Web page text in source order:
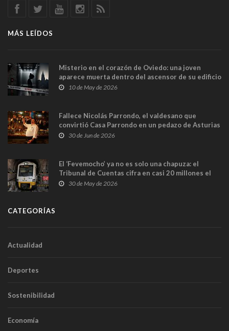
MÁS LEÍDOS
Misterio en el corazón de Oviedo: una joven
aparece muerta dentro del ascensor de su edificio
y las cámaras captan sus últimos minutos
10 de May de 2026
Fallece Nicolás Parrondo, el valdesano que
convirtió Casa Parrondo en un pedazo de Asturias
en Madrid
30 de Jun de 2026
El ‘Fevemocho’ ya no es solo una chapuza: el
Tribunal de Cuentas cifra en casi 20 millones el
sobrecoste de los trenes que no cabían por los
30 de May de 2026
CATEGORÍAS
Actualidad
Deportes
Sostenibilidad
Economía